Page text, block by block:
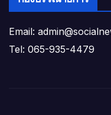
Email:
Tel: 065-935-4479